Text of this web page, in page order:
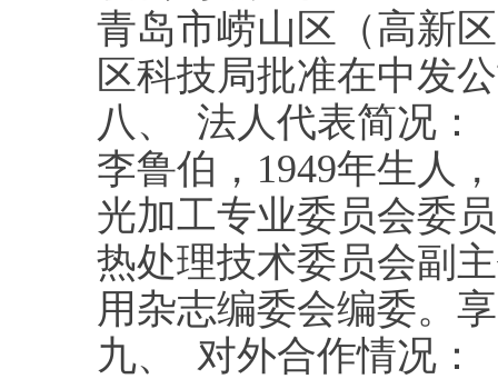
青岛市崂山区（高新
区科技局批准在中发
八、 法人代表简况：
李鲁伯，1949年生人
光加工专业委员会委
热处理技术委员会副
用杂志编委会编委。
九、 对外合作情况：